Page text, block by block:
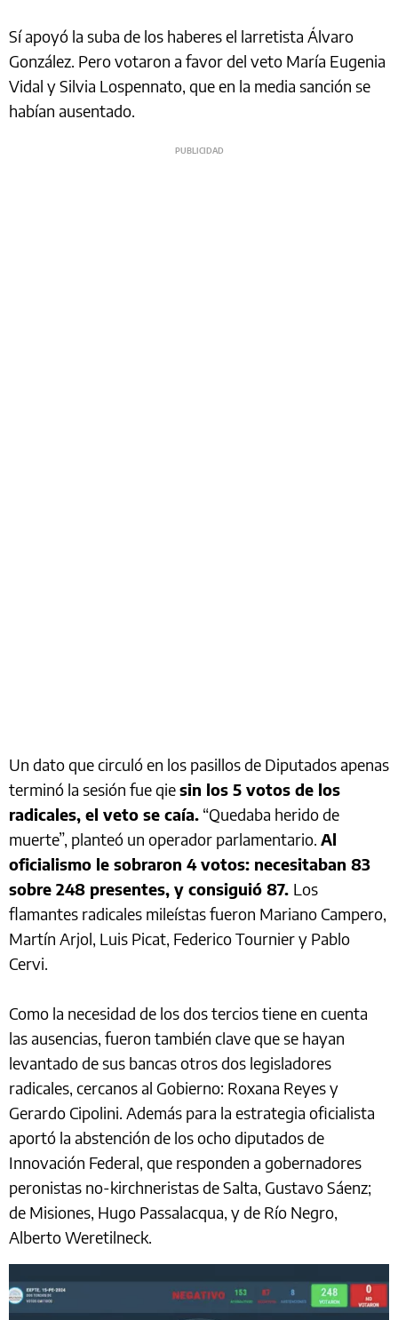
Sí apoyó la suba de los haberes el larretista Álvaro
González. Pero votaron a favor del veto María Eugenia
Vidal y Silvia Lospennato, que en la media sanción se
habían ausentado.
Un dato que circuló en los pasillos de Diputados apenas
terminó la sesión fue qiesin los 5 votos de los
radicales, el veto se caía. “Quedaba herido de
muerte”, planteó un operador parlamentario. Al
oficialismo le sobraron 4 votos: necesitaban 83
sobre 248 presentes, y consiguió 87. Los
flamantes radicales mileístas fueron Mariano Campero,
Martín Arjol, Luis Picat, Federico Tournier y Pablo
Cervi.
Como la necesidad de los dos tercios tiene en cuenta
las ausencias, fueron también clave que se hayan
levantado de sus bancas otros dos legisladores
radicales, cercanos al Gobierno: Roxana Reyes y
Gerardo Cipolini. Además para la estrategia oficialista
aportó la abstención de los ocho diputados de
Innovación Federal, que responden a gobernadores
peronistas no-kirchneristas de Salta, Gustavo Sáenz;
de Misiones, Hugo Passalacqua, y de Río Negro,
Alberto Weretilneck.